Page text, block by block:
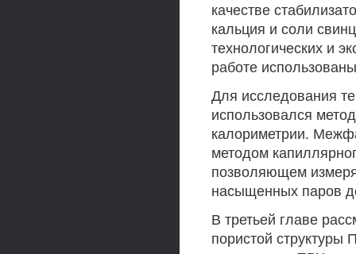
качестве
кальция и соли
технологических и
работе
Для исследования
использовался
калориметрии.
методом
позволяющем
насыщенных паров
В третьей главе
пористой структуры